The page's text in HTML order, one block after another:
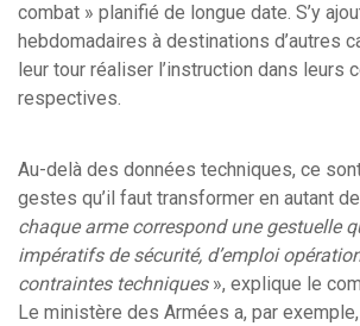
combat » planifié de longue date. S’y
hebdomadaires à destinations d’autres
leur tour réaliser l’instruction dans leurs
respectives.
Au-delà des données techniques, ce
gestes qu’il faut transformer en autant
chaque arme correspond une gestuelle
impératifs de sécurité, d’emploi
contraintes techniques», explique le
Le ministère des Armées a, par